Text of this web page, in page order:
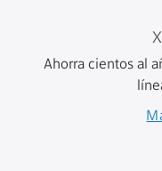
Ahorra cientos al